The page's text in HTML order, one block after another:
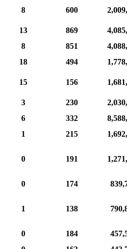
8 600
13 869
8 851
18 494
15 156
3 230
6 332
1 215
0 191
0 174
1 138
0 184